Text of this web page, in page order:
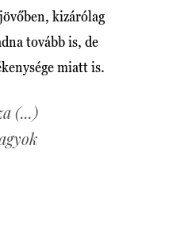
kizárólag
tovább is, de
miatt is.
(...)